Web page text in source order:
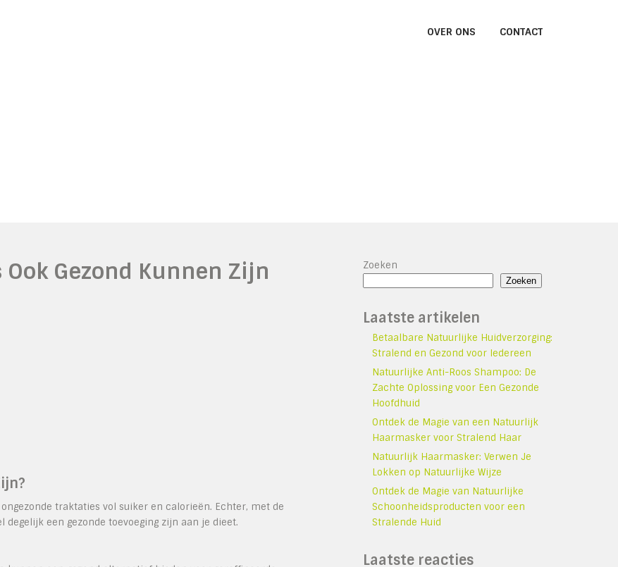
OVER ONS CONTACT
Ook Gezond Kunnen Zijn
traktaties vol suiker en calorieën. Echter, met de
een gezonde toevoeging zijn aan je dieet.
Zoeken
Zoeken
Laatste artikelen
Betaalbare Natuurlijke Huidverzorging:
Stralend en Gezond voor Iedereen
Natuurlijke Anti-Roos Shampoo: De
Zachte Oplossing voor Een Gezonde
Hoofdhuid
Ontdek de Magie van een Natuurlijk
Haarmasker voor Stralend Haar
Natuurlijk Haarmasker: Verwen Je
Lokken op Natuurlijke Wijze
Ontdek de Magie van Natuurlijke
Schoonheidsproducten voor een
Stralende Huid
Laatste reacties